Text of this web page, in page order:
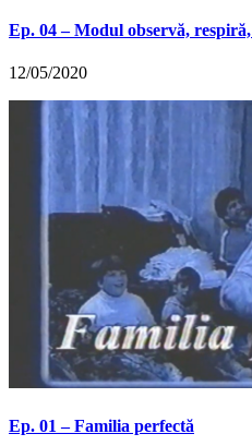
Ep. 04 – Modul observă,
12/05/2020
Ep. 01 – Familia perfectă